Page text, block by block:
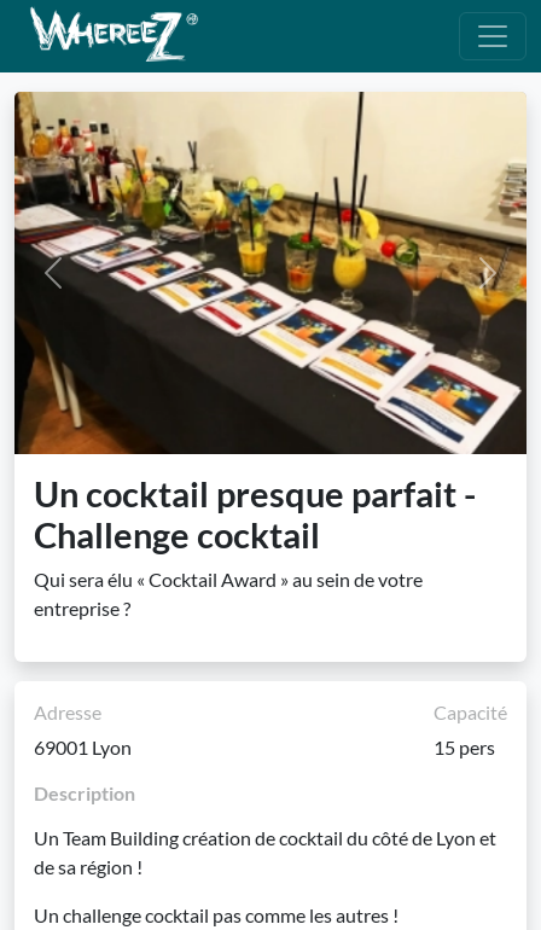
Previous Next
Un cocktail presque parfait -
Challenge cocktail
Qui sera élu « Cocktail Award » au sein de votre
entreprise ?
Adresse
69001 Lyon
Capacité
15 pers
Description
Un Team Building création de cocktail du côté de Lyon et
de sa région !
Un challenge cocktail pas comme les autres !